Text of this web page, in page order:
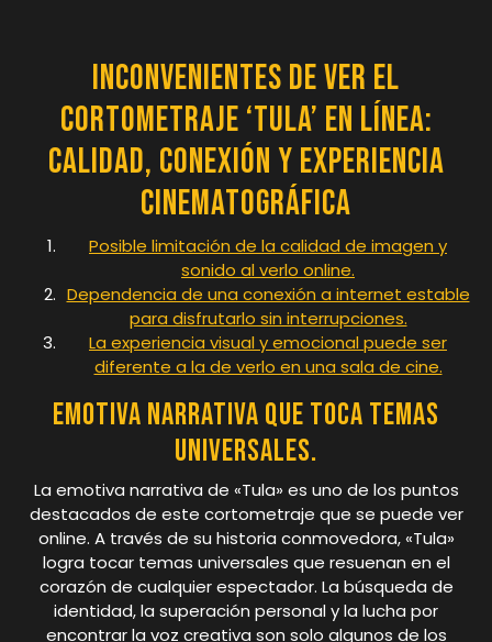
Inconvenientes de Ver el
Cortometraje ‘Tula’ en Línea:
Calidad, Conexión y Experiencia
Cinematográfica
Posible limitación de la calidad de imagen y
sonido al verlo online.
Dependencia de una conexión a internet estable
para disfrutarlo sin interrupciones.
La experiencia visual y emocional puede ser
diferente a la de verlo en una sala de cine.
Emotiva narrativa que toca temas
universales.
La emotiva narrativa de «Tula» es uno de los puntos
destacados de este cortometraje que se puede ver
online. A través de su historia conmovedora, «Tula»
logra tocar temas universales que resuenan en el
corazón de cualquier espectador. La búsqueda de
identidad, la superación personal y la lucha por
encontrar la voz creativa son solo algunos de los